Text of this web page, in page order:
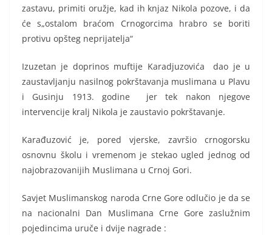
zastavu, primiti oružje, kad ih knjaz Nikola pozove, i da
će s„ostalom braćom Crnogorcima hrabro se boriti
protivu opšteg neprijatelja“
Izuzetan je doprinos muftije Karadjuzovića dao je u
zaustavljanju nasilnog pokrštavanja muslimana u Plavu
i Gusinju 1913. godine jer tek nakon njegove
intervencije kralj Nikola je zaustavio pokrštavanje.
Karađuzović je, pored vjerske, završio crnogorsku
osnovnu školu i vremenom je stekao ugled jednog od
najobrazovanijih Muslimana u Crnoj Gori.
Savjet Muslimanskog naroda Crne Gore odlučio je da se
na nacionalni Dan Muslimana Crne Gore zaslužnim
pojedincima uruče i dvije nagrade :